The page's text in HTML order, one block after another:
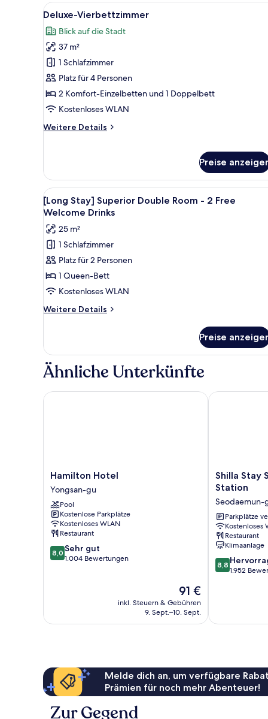
4
Welcome
Drinks
Included
Alle
Fotos
für
Deluxe-
Vierbettzimmer
anzeigen
Ein Hotelzimmer mit zwei
12
Deluxe-Vierbettzimmer
Blick auf die Stadt
37 m²
1 Schlafzimmer
Platz für 4 Personen
2 Komfort-Einzelbetten und 1 Doppelbett
Kostenloses WLAN
Weitere Details
Weitere
Preise
Alle
Fotos
für
[Long
Stay]
Superior
Double
Room
-
2
Welcome
Drinks
anzeigen
Ein modernes Hotelzimmer
13
[Long Stay] Superior Double Room - 2 Free
Welcome Drinks
25 m²
1 Schlafzimmer
Platz für 2 Personen
1 Queen-Bett
Kostenloses WLAN
Weitere Details
Weitere
Stay]
Superior
Double
-
Preise
Ähnliche Unterkünfte
Hamilton
Hotel
Yongsan-
gu
Hamilton Hotel
Yongsan-gu
Pool
Kostenlose Parkplätze
Kostenloses WLAN
Restaurant
8.0
von
8,0 Sehr gut
1.004 Bewertungen
Der
Preis
beträgt
91 €
inkl. Steuern & Gebühren
9. Sept.–10. Sept.
Hamilton Hotel
Shilla
Stay
Seoul
Station
Seodaemun-
gu
Shilla Stay
Station
Seodaemun-
Parkplätze
Kostenloses
Restaurant
Klimaanlage
8.8
von
8,8
1.952
Shilla Stay
Melde dich an, um verfügbare
Prämien für noch mehr Abenteuer!
Zur Gegend